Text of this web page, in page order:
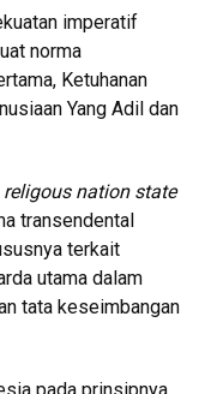
imperatif
norma
Ketuhanan
Yang Adil dan
religous nation state
transendental
terkait
utama dalam
tata keseimbangan